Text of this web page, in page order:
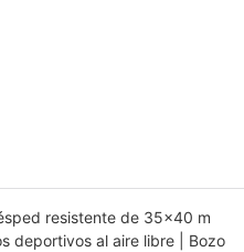
resistente de 35x40 m
deportivos al aire libre | Bozo